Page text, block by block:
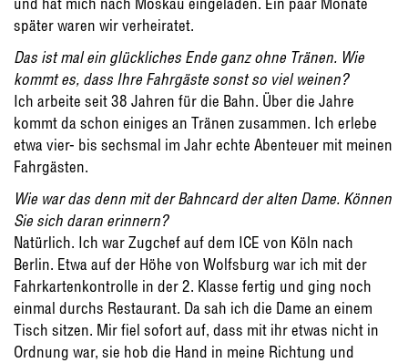
später waren wir verheiratet.
Das ist mal ein glückliches Ende ganz ohne Tränen. Wie
kommt es, dass Ihre Fahrgäste sonst so viel weinen?
Ich arbeite seit 38 Jahren für die Bahn. Über die Jahre
kommt da schon einiges an Tränen zusammen. Ich erlebe
etwa vier- bis sechsmal im Jahr echte Abenteuer mit meinen
Fahrgästen.
Wie war das denn mit der Bahncard der alten Dame. Können
Sie sich daran erinnern?
Natürlich. Ich war Zugchef auf dem ICE von Köln nach
Berlin. Etwa auf der Höhe von Wolfsburg war ich mit der
Fahrkartenkontrolle in der 2. Klasse fertig und ging noch
einmal durchs Restaurant. Da sah ich die Dame an einem
Tisch sitzen. Mir fiel sofort auf, dass mit ihr etwas nicht in
Ordnung war, sie hob die Hand in meine Richtung und